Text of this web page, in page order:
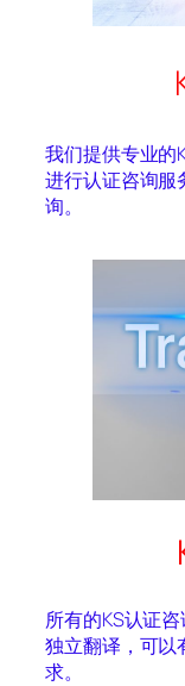
我们提供专业的
进行认证咨询服
询。
所有的KS认证
独立翻译，可以
求。